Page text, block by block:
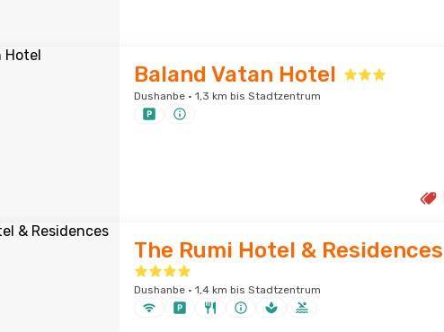
Baland Vatan Hotel
Dushanbe · 1,3 km bis Stadtzentrum
The Rumi Hotel & Residences
Dushanbe · 1,4 km bis Stadtzentrum